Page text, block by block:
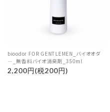
bioodor FOR GENTLEMEN_バイオオダ
―_無香料バイオ消臭剤_350ml
2,200円(税200円)